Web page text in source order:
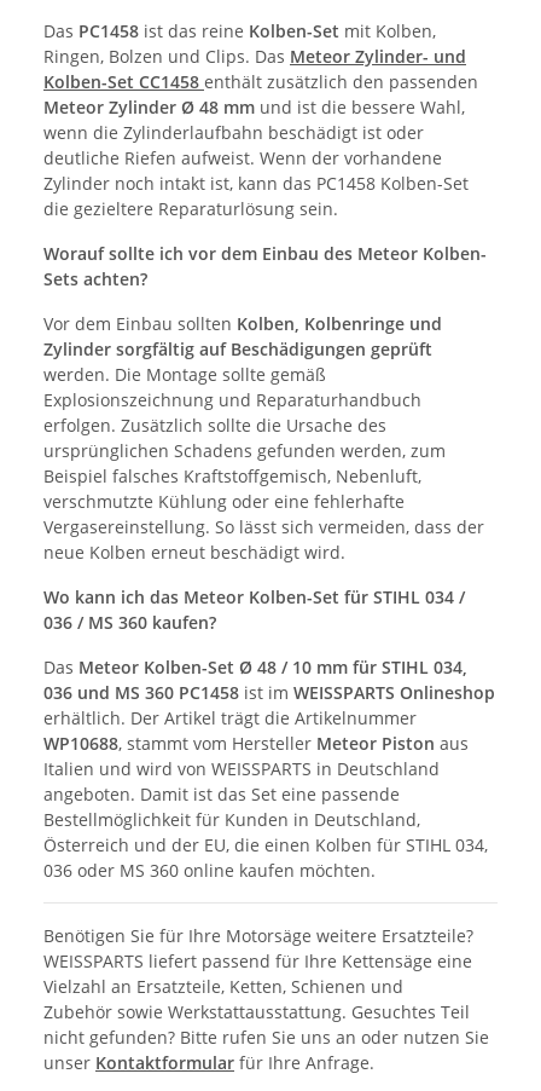
Das PC1458 ist das reine Kolben-Set mit Kolben,
Ringen, Bolzen und Clips. Das Meteor Zylinder- und
Kolben-Set CC1458 enthält zusätzlich den passenden
Meteor Zylinder Ø 48 mm und ist die bessere Wahl,
wenn die Zylinderlaufbahn beschädigt ist oder
deutliche Riefen aufweist. Wenn der vorhandene
Zylinder noch intakt ist, kann das PC1458 Kolben-Set
die gezieltere Reparaturlösung sein.
Worauf sollte ich vor dem Einbau des Meteor Kolben-
Sets achten?
Vor dem Einbau sollten Kolben, Kolbenringe und
Zylinder sorgfältig auf Beschädigungen geprüft
werden. Die Montage sollte gemäß
Explosionszeichnung und Reparaturhandbuch
erfolgen. Zusätzlich sollte die Ursache des
ursprünglichen Schadens gefunden werden, zum
Beispiel falsches Kraftstoffgemisch, Nebenluft,
verschmutzte Kühlung oder eine fehlerhafte
Vergasereinstellung. So lässt sich vermeiden, dass der
neue Kolben erneut beschädigt wird.
Wo kann ich das Meteor Kolben-Set für STIHL 034 /
036 / MS 360 kaufen?
Das Meteor Kolben-Set Ø 48 / 10 mm für STIHL 034,
036 und MS 360 PC1458 ist im WEISSPARTS Onlineshop
erhältlich. Der Artikel trägt die Artikelnummer
WP10688, stammt vom Hersteller Meteor Piston aus
Italien und wird von WEISSPARTS in Deutschland
angeboten. Damit ist das Set eine passende
Bestellmöglichkeit für Kunden in Deutschland,
Österreich und der EU, die einen Kolben für STIHL 034,
036 oder MS 360 online kaufen möchten.
Benötigen Sie für Ihre Motorsäge weitere Ersatzteile?
WEISSPARTS liefert passend für Ihre Kettensäge eine
Vielzahl an Ersatzteile, Ketten, Schienen und
Zubehör sowie Werkstattausstattung. Gesuchtes Teil
nicht gefunden? Bitte rufen Sie uns an oder nutzen Sie
unser Kontaktformular für Ihre Anfrage.